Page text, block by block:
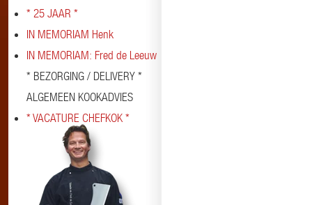
* 25 JAAR *
IN MEMORIAM Henk
IN MEMORIAM: Fred de Leeuw
* BEZORGING / DELIVERY *
ALGEMEEN KOOKADVIES
* VACATURE CHEFKOK *